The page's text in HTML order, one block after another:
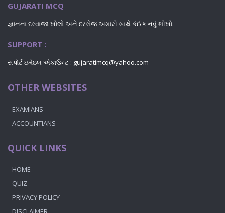
GUJARATI MCQ
જ્ઞાનના દરવાજા ખોલો અને દરરોજ અમારી સાથે કંઈક નવું શીખો.
SUPPORT :
સપોર્ટ ઇમેઇલ એકાઉન્ટ : gujaratimcq@yahoo.com
OTHER WEBSITES
EXAMIANS
ACCOUNTIANS
QUICK LINKS
HOME
QUIZ
PRIVACY POLICY